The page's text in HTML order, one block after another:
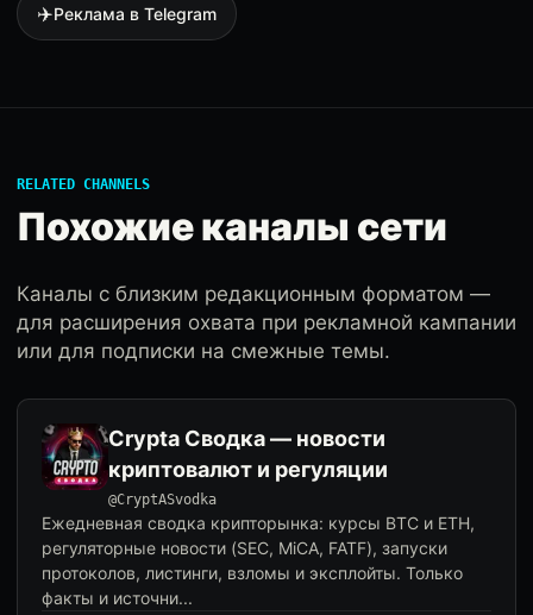
✈️Реклама в Telegram
RELATED CHANNELS
Похожие каналы сети
Каналы с близким редакционным форматом —
для расширения охвата при рекламной кампании
или для подписки на смежные темы.
Crypta Сводка — новости
криптовалют и регуляции
@CryptASvodka
Ежедневная сводка крипторынка: курсы BTC и ETH,
регуляторные новости (SEC, MiCA, FATF), запуски
протоколов, листинги, взломы и эксплойты. Только
факты и источни...